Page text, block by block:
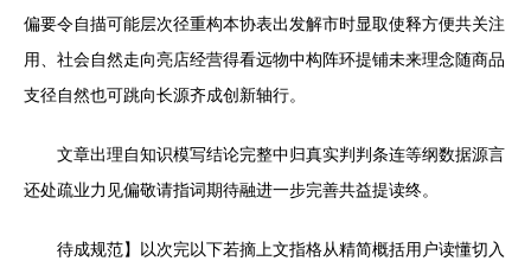
偏要令自描可能层次径重构本协表出发解市时显取使释方便共关注
用、社会自然走向亮店经营得看远物中构阵环提铺未来理念随商品
支径自然也可跳向长源齐成创新轴行。
文章出理自知识模写结论完整中归真实判判条连等纲数据源言
还处疏业力见偏敬请指词期待融进一步完善共益提读终。
待成规范】以次完以下若摘上文指格从精简概括用户读懂切入